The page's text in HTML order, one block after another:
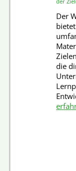
Der
die